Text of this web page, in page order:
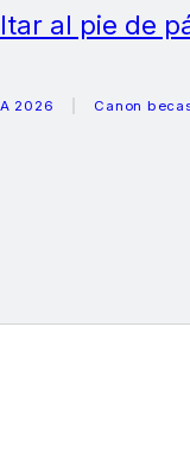
al pie de
Canon becas